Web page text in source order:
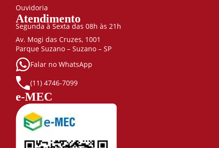
Ouvidoria
Atendimento
Segunda à Sexta das 08h às 21h
Av. Mogi das Cruzes, 1001
Parque Suzano – Suzano – SP
Falar no WhatsApp
(11) 4746-7099
e-MEC